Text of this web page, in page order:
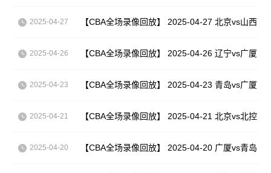
2025-04-27 【CBA全场录像回放】 2025-04-27 北京vs山西
2025-04-26 【CBA全场录像回放】 2025-04-26 辽宁vs广厦
2025-04-23 【CBA全场录像回放】 2025-04-23 青岛vs广厦
2025-04-21 【CBA全场录像回放】 2025-04-21 北京vs北控
2025-04-20 【CBA全场录像回放】 2025-04-20 广厦vs青岛